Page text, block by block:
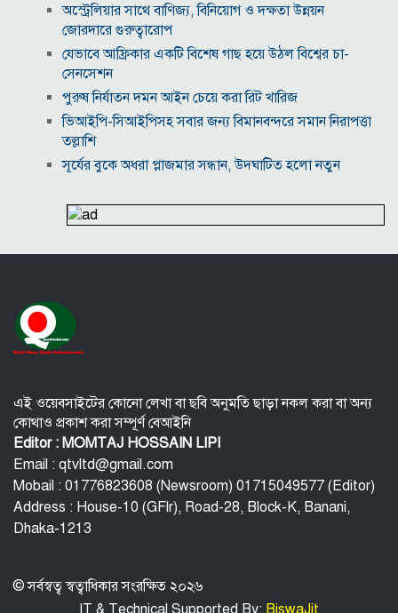
অস্ট্রেলিয়ার সাথে বাণিজ্য, বিনিয়োগ ও দক্ষতা উন্নয়ন
জোরদারে গুরুত্বারোপ
যেভাবে আফ্রিকার একটি বিশেষ গাছ হয়ে উঠল বিশ্বের চা-
সেনসেশন
পুরুষ নির্যাতন দমন আইন চেয়ে করা রিট খারিজ
ভিআইপি-সিআইপিসহ সবার জন্য বিমানবন্দরে সমান নিরাপত্তা
তল্লাশি
সূর্যের বুকে অধরা প্লাজমার সন্ধান, উদ্ঘাটিত হলো নতুন
উপমহাদেশের প্রভাবশালী ১০ সুফি সাধক
কোটি টাকার মৃত্যু ভাতার লোভে সেনাদের বিয়ে, সামনে
পারমাণবিক পরিস্থিতি কি?
বাংলাদেশি টাকায় আজকের মুদ্রা বিনিময় হার
এই ওয়েবসাইটের কোনো লেখা বা ছবি অনুমতি ছাড়া নকল করা বা অন্য
কোথাও প্রকাশ করা সম্পূর্ণ বেআইনি
Editor : MOMTAJ HOSSAIN LIPI
Email : qtvltd@gmail.com
Mobail : 01776823608 (Newsroom) 01715049577 (Editor)
Address : House-10 (GFlr), Road-28, Block-K, Banani,
Dhaka-1213
© সর্বস্বত্ব স্বত্বাধিকার সংরক্ষিত ২০২৬